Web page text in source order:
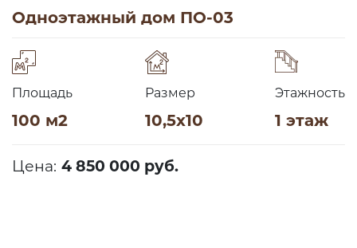
Одноэтажный дом ПО-03
Площадь
100 м2
Размер
10,5х10
Этажность
1 этаж
Цена: 4 850 000 руб.